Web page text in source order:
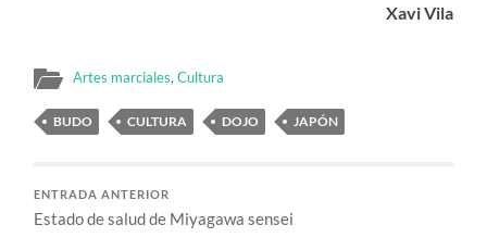
Xavi Vila
Artes marciales,Cultura
BUDO CULTURA DOJO JAPÓN
ENTRADA ANTERIOR
Estado de salud de Miyagawa sensei